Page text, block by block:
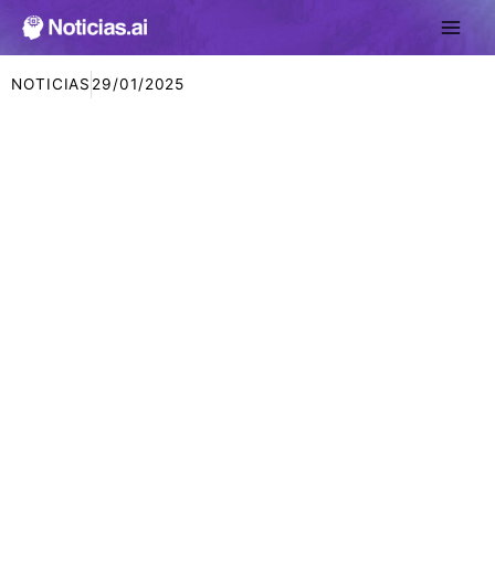
NOTICIAS 29/01/2025